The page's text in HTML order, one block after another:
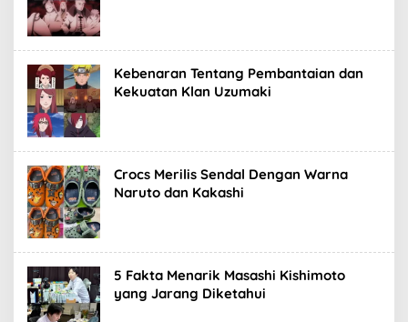
Kebenaran Tentang Pembantaian dan
Kekuatan Klan Uzumaki
Crocs Merilis Sendal Dengan Warna
Naruto dan Kakashi
5 Fakta Menarik Masashi Kishimoto
yang Jarang Diketahui